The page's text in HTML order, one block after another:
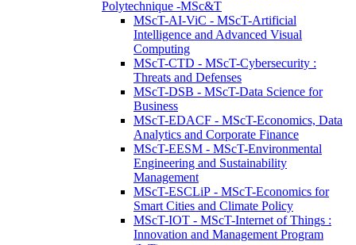
Polytechnique -MSc&T
MScT-AI-ViC - MScT-Artificial
Intelligence and Advanced Visual
Computing
MScT-CTD - MScT-Cybersecurity :
Threats and Defenses
MScT-DSB - MScT-Data Science for
Business
MScT-EDACF - MScT-Economics, Data
Analytics and Corporate Finance
MScT-EESM - MScT-Environmental
Engineering and Sustainability
Management
MScT-ESCLiP - MScT-Economics for
Smart Cities and Climate Policy
MScT-IOT - MScT-Internet of Things :
Innovation and Management Program